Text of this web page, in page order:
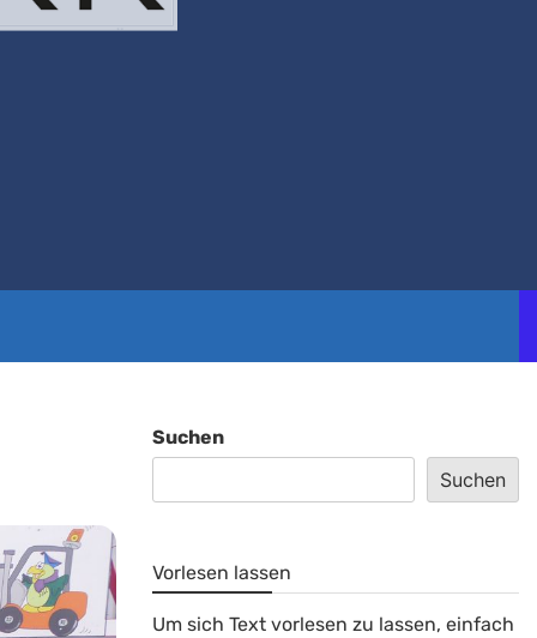
Suchen
Suchen
Vorlesen lassen
Um sich Text vorlesen zu lassen, einfach